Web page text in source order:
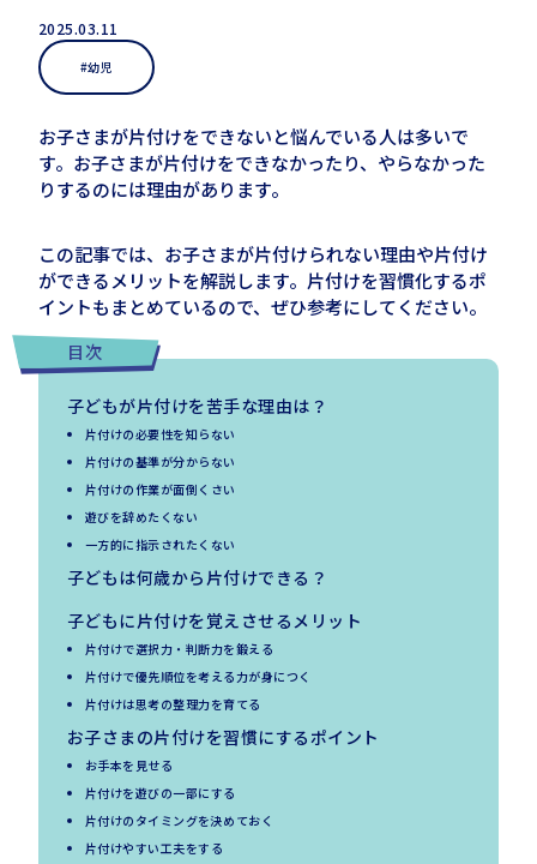
2025.03.11
#幼児
お子さまが片付けをできないと悩んでいる人は多いで
す。お子さまが片付けをできなかったり、やらなかった
りするのには理由があります。
この記事では、お子さまが片付けられない理由や片付け
ができるメリットを解説します。片付けを習慣化するポ
イントもまとめているので、ぜひ参考にしてください。
目次
子どもが片付けを苦手な理由は？
片付けの必要性を知らない
片付けの基準が分からない
片付けの作業が面倒くさい
遊びを辞めたくない
一方的に指示されたくない
子どもは何歳から片付けできる？
子どもに片付けを覚えさせるメリット
片付けで選択力・判断力を鍛える
片付けで優先順位を考える力が身につく
片付けは思考の整理力を育てる
お子さまの片付けを習慣にするポイント
お手本を見せる
片付けを遊びの一部にする
片付けのタイミングを決めておく
片付けやすい工夫をする